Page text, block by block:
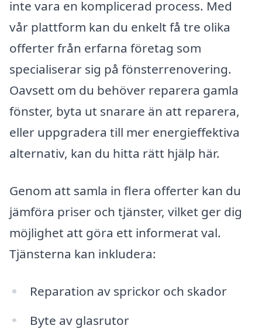
inte vara en komplicerad process. Med
vår plattform kan du enkelt få tre olika
offerter från erfarna företag som
specialiserar sig på fönsterrenovering.
Oavsett om du behöver reparera gamla
fönster, byta ut snarare än att reparera,
eller uppgradera till mer energieffektiva
alternativ, kan du hitta rätt hjälp här.
Genom att samla in flera offerter kan du
jämföra priser och tjänster, vilket ger dig
möjlighet att göra ett informerat val.
Tjänsterna kan inkludera:
Reparation av sprickor och skador
Byte av glasrutor